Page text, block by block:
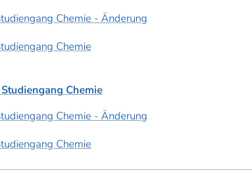
Chemie - Änderung
Chemie
Chemie
Chemie - Änderung
Chemie